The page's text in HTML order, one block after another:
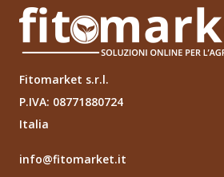
Fitomarket s.r.l.
P.IVA: 08771880724
Italia
info@fitomarket.it